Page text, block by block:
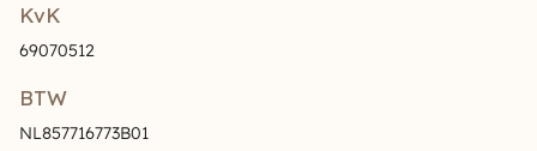
KvK
69070512
BTW
NL857716773B01